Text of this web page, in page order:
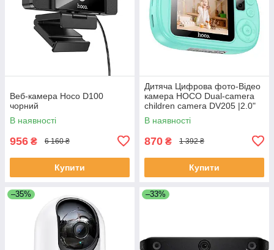
Веб-камера Hoco D100
чорний
В наявності
956 ₴ 6 160 ₴
Купити
Дитяча Цифрова фото-Відео
камера HOCO Dual-camera
children camera DV205 |2.0"
HD screen|
В наявності
870 ₴ 1 392 ₴
Купити
–35% –33%